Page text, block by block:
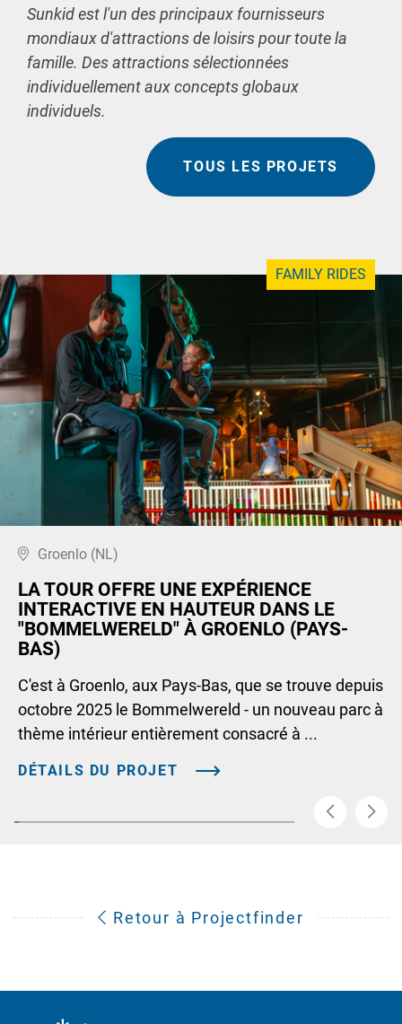
Sunkid est l'un des principaux fournisseurs
mondiaux d'attractions de loisirs pour toute la
famille. Des attractions sélectionnées
individuellement aux concepts globaux
individuels.
TOUS LES PROJETS
FAMILY RIDES
Groenlo (NL)
LA TOUR OFFRE UNE EXPÉRIENCE
INTERACTIVE EN HAUTEUR DANS LE
"BOMMELWERELD" À GROENLO (PAYS-
BAS)
C'est à Groenlo, aux Pays-Bas, que se trouve depuis
octobre 2025 le Bommelwereld - un nouveau parc à
thème intérieur entièrement consacré à ...
DÉTAILS DU PROJET
Retour à Projectfinder